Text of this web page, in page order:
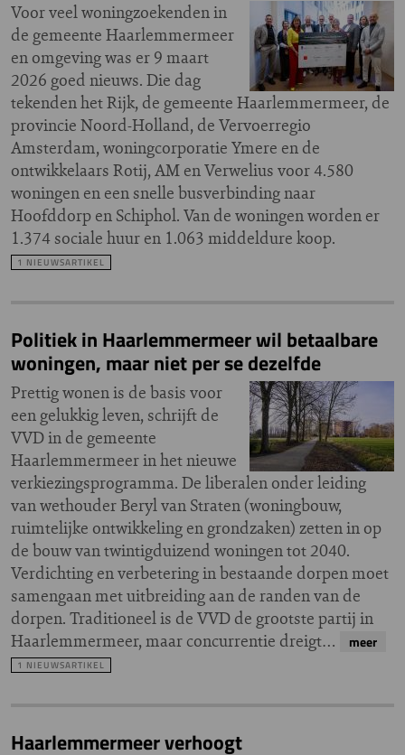
Voor veel woningzoekenden in
de gemeente Haarlemmermeer
en omgeving was er 9 maart
2026 goed nieuws. Die dag
tekenden het Rijk, de gemeente Haarlemmermeer, de
provincie Noord-Holland, de Vervoerregio
Amsterdam, woningcorporatie Ymere en de
ontwikkelaars Rotij, AM en Verwelius voor 4.580
woningen en een snelle busverbinding naar
Hoofddorp en Schiphol. Van de woningen worden er
1.374 sociale huur en 1.063 middeldure koop.
1 NIEUWSARTIKEL
Politiek in Haarlemmermeer wil betaalbare
woningen, maar niet per se dezelfde
Prettig wonen is de basis voor
een gelukkig leven, schrijft de
VVD in de gemeente
Haarlemmermeer in het nieuwe
verkiezingsprogramma. De liberalen onder leiding
van wethouder Beryl van Straten (woningbouw,
ruimtelijke ontwikkeling en grondzaken) zetten in op
de bouw van twintigduizend woningen tot 2040.
Verdichting en verbetering in bestaande dorpen moet
samengaan met uitbreiding aan de randen van de
dorpen. Traditioneel is de VVD de grootste partij in
Haarlemmermeer, maar concurrentie dreigt…
meer
1 NIEUWSARTIKEL
Haarlemmermeer verhoogt